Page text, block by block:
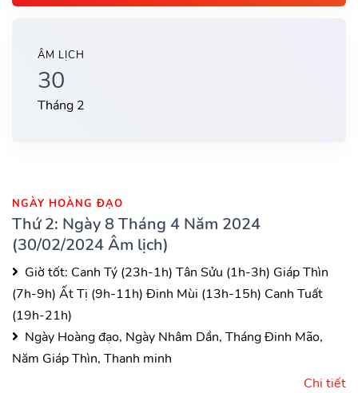
ÂM LỊCH
30
Tháng 2
NGÀY HOÀNG ĐẠO
Thứ 2: Ngày 8 Tháng 4 Năm 2024
(30/02/2024 Âm lịch)
Giờ tốt: Canh Tý (23h-1h) Tân Sửu (1h-3h) Giáp Thìn
(7h-9h) Ất Tị (9h-11h) Đinh Mùi (13h-15h) Canh Tuất
(19h-21h)
Ngày Hoàng đạo, Ngày Nhâm Dần, Tháng Đinh Mão,
Năm Giáp Thìn, Thanh minh
Chi tiết